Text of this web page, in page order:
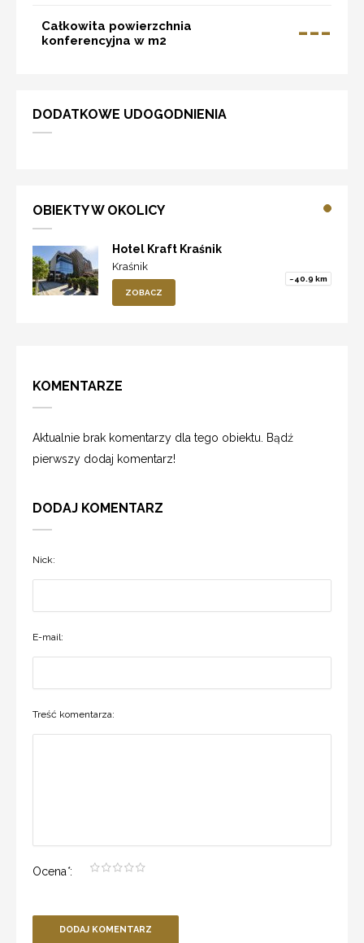
Całkowita powierzchnia
konferencyjna w m2
---
DODATKOWE UDOGODNIENIA
OBIEKTY W OKOLICY
Hotel Kraft Kraśnik
Kraśnik
~40.9 km
ZOBACZ
KOMENTARZE
Aktualnie brak komentarzy dla tego obiektu. Bądź
pierwszy dodaj komentarz!
DODAJ KOMENTARZ
Nick:
E-mail:
Treść komentarza:
Ocena*:
DODAJ KOMENTARZ